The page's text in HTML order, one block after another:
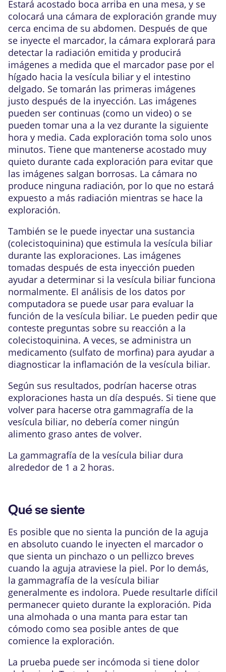
Estará acostado boca arriba en una mesa, y se
colocará una cámara de exploración grande muy
cerca encima de su abdomen. Después de que
se inyecte el marcador, la cámara explorará para
detectar la radiación emitida y producirá
imágenes a medida que el marcador pase por el
hígado hacia la vesícula biliar y el intestino
delgado. Se tomarán las primeras imágenes
justo después de la inyección. Las imágenes
pueden ser continuas (como un video) o se
pueden tomar una a la vez durante la siguiente
hora y media. Cada exploración toma solo unos
minutos. Tiene que mantenerse acostado muy
quieto durante cada exploración para evitar que
las imágenes salgan borrosas. La cámara no
produce ninguna radiación, por lo que no estará
expuesto a más radiación mientras se hace la
exploración.
También se le puede inyectar una sustancia
(colecistoquinina) que estimula la vesícula biliar
durante las exploraciones. Las imágenes
tomadas después de esta inyección pueden
ayudar a determinar si la vesícula biliar funciona
normalmente. El análisis de los datos por
computadora se puede usar para evaluar la
función de la vesícula biliar. Le pueden pedir que
conteste preguntas sobre su reacción a la
colecistoquinina. A veces, se administra un
medicamento (sulfato de morfina) para ayudar a
diagnosticar la inflamación de la vesícula biliar.
Según sus resultados, podrían hacerse otras
exploraciones hasta un día después. Si tiene que
volver para hacerse otra gammagrafía de la
vesícula biliar, no debería comer ningún
alimento graso antes de volver.
La gammagrafía de la vesícula biliar dura
alrededor de 1 a 2 horas.
Qué se siente
Es posible que no sienta la punción de la aguja
en absoluto cuando le inyecten el marcador o
que sienta un pinchazo o un pellizco breves
cuando la aguja atraviese la piel. Por lo demás,
la gammagrafía de la vesícula biliar
generalmente es indolora. Puede resultarle difícil
permanecer quieto durante la exploración. Pida
una almohada o una manta para estar tan
cómodo como sea posible antes de que
comience la exploración.
La prueba puede ser incómoda si tiene dolor